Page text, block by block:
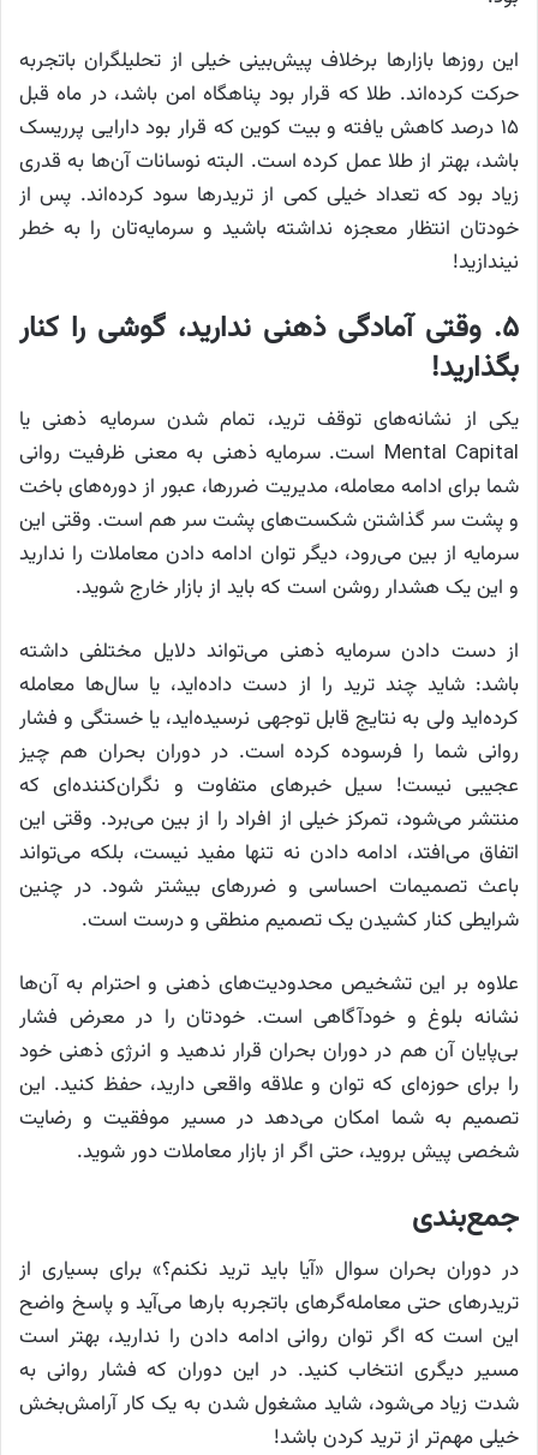
این روزها بازارها برخلاف پیش‌بینی خیلی از تحلیلگران باتجربه
حرکت کرده‌اند. طلا که قرار بود پناهگاه امن باشد، در ماه قبل
۱۵ درصد کاهش یافته و بیت کوین که قرار بود دارایی پرریسک
باشد، بهتر از طلا عمل کرده است. البته نوسانات آن‌ها به قدری
زیاد بود که تعداد خیلی کمی از تریدرها سود کرده‌اند. پس از
خودتان انتظار معجزه نداشته باشید و سرمایه‌تان را به خطر
نیندازید!
۵. وقتی آمادگی ذهنی ندارید، گوشی را کنار
بگذارید!
یکی از نشانه‌های توقف ترید، تمام شدن سرمایه ذهنی یا
Mental Capital است. سرمایه ذهنی به معنی ظرفیت روانی
شما برای ادامه معامله، مدیریت ضررها، عبور از دوره‌های باخت
و پشت سر گذاشتن شکست‌های پشت سر هم است. وقتی این
سرمایه از بین می‌رود، دیگر توان ادامه دادن معاملات را ندارید
و این یک هشدار روشن است که باید از بازار خارج شوید.
از دست دادن سرمایه ذهنی می‌تواند دلایل مختلفی داشته
باشد: شاید چند ترید را از دست داده‌اید، یا سال‌ها معامله
کرده‌اید ولی به نتایج قابل توجهی نرسیده‌اید، یا خستگی و فشار
روانی شما را فرسوده کرده است. در دوران بحران هم چیز
عجیبی نیست! سیل خبرهای متفاوت و نگران‌کننده‌ای که
منتشر می‌شود، تمرکز خیلی از افراد را از بین می‌برد. وقتی این
اتفاق می‌افتد، ادامه دادن نه تنها مفید نیست، بلکه می‌تواند
باعث تصمیمات احساسی و ضررهای بیشتر شود. در چنین
شرایطی کنار کشیدن یک تصمیم منطقی و درست است.
علاوه بر این تشخیص محدودیت‌های ذهنی و احترام به آن‌ها
نشانه بلوغ و خودآگاهی است. خودتان را در معرض فشار
بی‌پایان آن هم در دوران بحران قرار ندهید و انرژی ذهنی خود
را برای حوزه‌ای که توان و علاقه واقعی دارید، حفظ کنید. این
تصمیم به شما امکان می‌دهد در مسیر موفقیت و رضایت
شخصی پیش بروید، حتی اگر از بازار معاملات دور شوید.
جمع‌بندی
در دوران بحران سوال «آیا باید ترید نکنم؟» برای بسیاری از
تریدرهای حتی معامله‌گرهای باتجربه بارها می‌آید و پاسخ واضح
این است که اگر توان روانی ادامه دادن را ندارید، بهتر است
مسیر دیگری انتخاب کنید. در این دوران که فشار روانی به
شدت زیاد می‌شود، شاید مشغول شدن به یک کار آرامش‌بخش
خیلی مهم‌تر از ترید کردن باشد!